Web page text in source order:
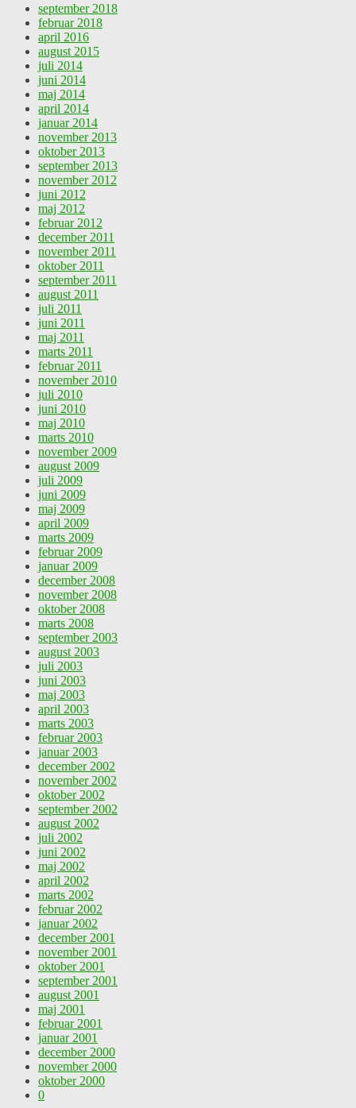
september 2018
februar 2018
april 2016
august 2015
juli 2014
juni 2014
maj 2014
april 2014
januar 2014
november 2013
oktober 2013
september 2013
november 2012
juni 2012
maj 2012
februar 2012
december 2011
november 2011
oktober 2011
september 2011
august 2011
juli 2011
juni 2011
maj 2011
marts 2011
februar 2011
november 2010
juli 2010
juni 2010
maj 2010
marts 2010
november 2009
august 2009
juli 2009
juni 2009
maj 2009
april 2009
marts 2009
februar 2009
januar 2009
december 2008
november 2008
oktober 2008
marts 2008
september 2003
august 2003
juli 2003
juni 2003
maj 2003
april 2003
marts 2003
februar 2003
januar 2003
december 2002
november 2002
oktober 2002
september 2002
august 2002
juli 2002
juni 2002
maj 2002
april 2002
marts 2002
februar 2002
januar 2002
december 2001
november 2001
oktober 2001
september 2001
august 2001
maj 2001
februar 2001
januar 2001
december 2000
november 2000
oktober 2000
0